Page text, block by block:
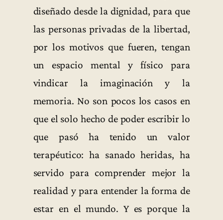
diseñado desde la dignidad, para que
las personas privadas de la libertad,
por los motivos que fueren, tengan
un espacio mental y físico para
vindicar la imaginación y la
memoria. No son pocos los casos en
que el solo hecho de poder escribir lo
que pasó ha tenido un valor
terapéutico: ha sanado heridas, ha
servido para comprender mejor la
realidad y para entender la forma de
estar en el mundo. Y es porque la